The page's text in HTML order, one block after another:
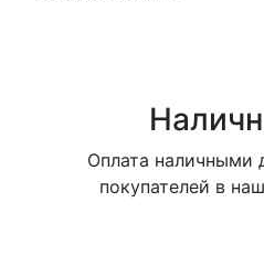
Оплата наличными
покупателей в